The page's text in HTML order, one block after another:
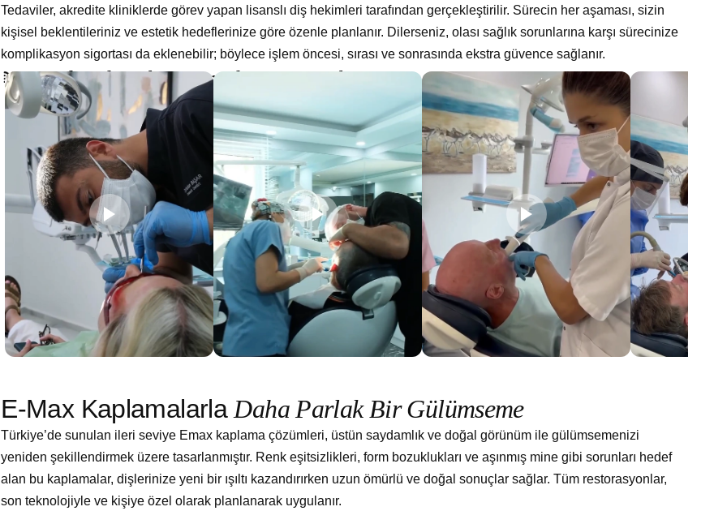
Tedaviler, akredite kliniklerde görev yapan lisanslı diş hekimleri tarafından gerçekleştirilir. Sürecin her aşaması, sizin
kişisel beklentileriniz ve estetik hedeflerinize göre özenle planlanır. Dilerseniz, olası sağlık sorunlarına karşı sürecinize
komplikasyon sigortası da eklenebilir; böylece işlem öncesi, sırası ve sonrasında ekstra güvence sağlanır.
Gerçek Hikayeler. Gerçek Dönüşümler.
E-Max Kaplamalarla Daha Parlak Bir Gülümseme
Türkiye’de sunulan ileri seviye Emax kaplama çözümleri, üstün saydamlık ve doğal görünüm ile gülümsemenizi
yeniden şekillendirmek üzere tasarlanmıştır. Renk eşitsizlikleri, form bozuklukları ve aşınmış mine gibi sorunları hedef
alan bu kaplamalar, dişlerinize yeni bir ışıltı kazandırırken uzun ömürlü ve doğal sonuçlar sağlar. Tüm restorasyonlar,
son teknolojiyle ve kişiye özel olarak planlanarak uygulanır.